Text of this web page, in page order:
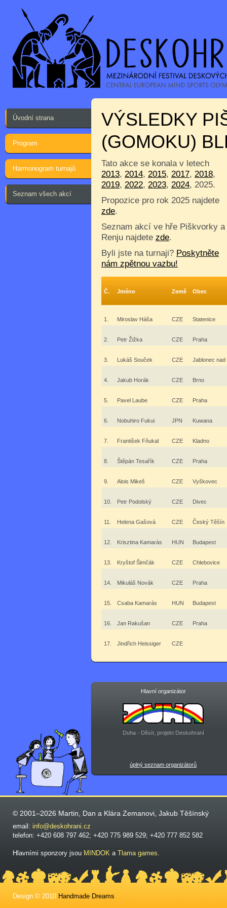
Úvodní strana
Program
Harmonogram turnajů
Seznam všech akcí
VÝSLEDKY
(GOMOKU)
Tato akce se konala v letech
2013, 2014, 2015, 2017, 2018,
2019, 2022, 2023, 2024, 2025.
Propozice pro rok 2025 najdete
zde.
Seznam akcí ve hře Piškvorky a
Renju najdete zde.
Byli jste na turnaji? Poskytněte
nám zpětnou vazbu!
Č. Jméno Země Obec
1. Miroslav Háša CZE Statenice
2. Petr Žižka CZE Praha
3. Lukáš Souček CZE Jablonec nad
4. Jakub Horák CZE Brno
5. Pavel Laube CZE Praha
6. Nobuhiro Fukui JPN Kuwana
7. František Fňukal CZE Kladno
8. Štěpán Tesařík CZE Praha
9. Alois Mikeš CZE Vyškovec
10. Petr Podolský CZE Divec
11. Helena Gašová CZE Český Těšín
12. Krisztina Kamarás HUN Budapest
13. Kryštof Šimčák CZE Chlebovice
14. Mikuláš Novák CZE Praha
15. Csaba Kamarás HUN Budapest
16. Jan Rakušan CZE Praha
17. Jindřich Heissiger CZE
Hlavní organizátor
Duha - Děsír, projekt Deskohraní
úplný seznam organizátorů
© 2001–2026 Martin, Dan a Klára Zemanovi, Jakub Těšínský
email: info@deskohrani.cz
telefon: +420 608 797 462; +420 775 989 529; +420 777 852 582
Hlavními sponzory jsou MINDOK a Tlama games.
Design © 2010 Handmade Dreams